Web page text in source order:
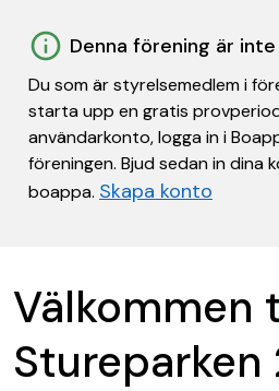
Denna förening är
Du som är styrelsemedlem i
starta upp en gratis
användarkonto, logga in i
föreningen. Bjud sedan in dina
boappa. Skapa konto
Välkommen
Stureparken